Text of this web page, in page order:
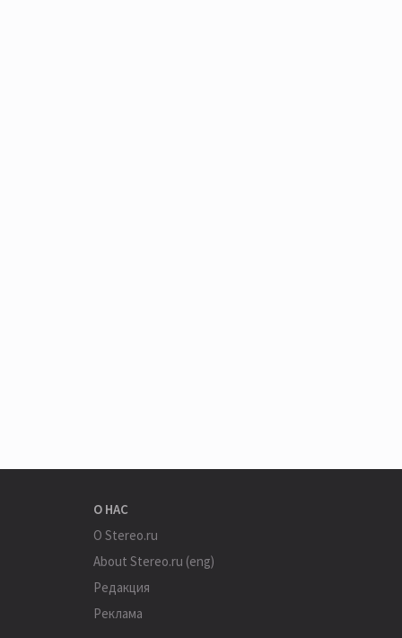
О НАС
О Stereo.ru
About Stereo.ru (eng)
Редакция
Реклама